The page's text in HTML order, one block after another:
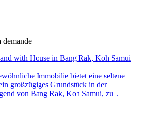
demande
Immobilie bietet eine seltene
großzügiges Grundstück in der
von Bang Rak, Koh Samui, zu ..